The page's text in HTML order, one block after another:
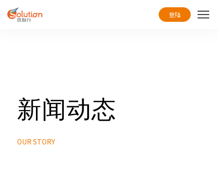
高端定制案例
登陆
新闻动态
OUR STORY